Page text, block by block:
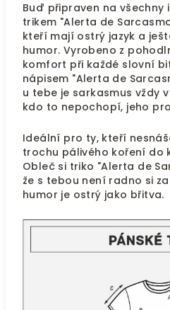
Buď připraven na všechny
trikem "Alerta de
kteří mají ostrý jazyk a
humor. Vyrobeno z
komfort při každé slovní
nápisem "Alerta de
u tebe je sarkasmus vždy
kdo to nepochopí, jeho
Ideální pro ty, kteří
trochu pálivého koření do
Obleč si triko "Alerta de
že s tebou není radno si
humor je ostrý jako břitva.